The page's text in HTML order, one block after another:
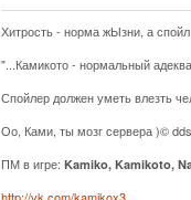
Хитрость - норма жЫзни, а
"...Камикото - нормальный
Спойлер должен уметь влезть
Оо, Ками, ты мозг сервера )©
ПМ в игре: Kamiko, Kamikoto,
http://vk.com/kamikox3